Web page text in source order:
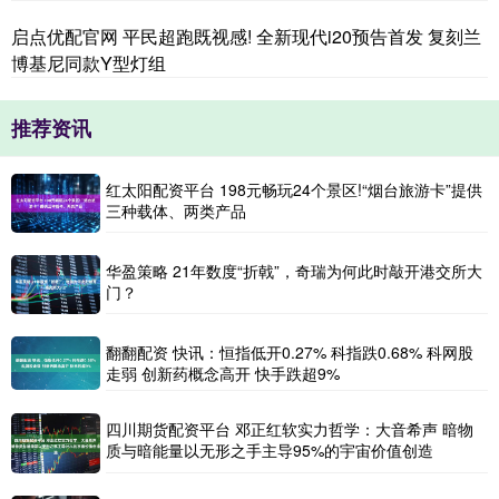
启点优配官网 平民超跑既视感! 全新现代i20预告首发 复刻兰
博基尼同款Y型灯组
推荐资讯
红太阳配资平台 198元畅玩24个景区!“烟台旅游卡”提供
三种载体、两类产品
华盈策略 21年数度“折戟”，奇瑞为何此时敲开港交所大
门？
翻翻配资 快讯：恒指低开0.27% 科指跌0.68% 科网股
走弱 创新药概念高开 快手跌超9%
四川期货配资平台 邓正红软实力哲学：大音希声 暗物
质与暗能量以无形之手主导95%的宇宙价值创造